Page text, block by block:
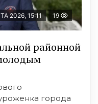
2026, 15:11 19
районной
города